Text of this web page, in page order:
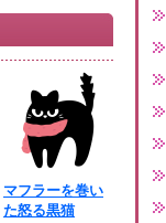
マフラーを巻い
た怒る黒猫